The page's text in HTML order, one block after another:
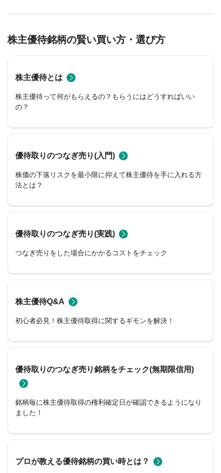
株主優待銘柄の賢い買い方・選び方
株主優待とは
株主優待って何がもらえるの？もらうにはどうすればいい
の？
優待取りのつなぎ売り(入門)
株価の下落リスクを最小限に抑えて株主優待を手に入れる方
法とは？
優待取りのつなぎ売り(実践)
つなぎ売りをした場合にかかるコストをチェック
株主優待Q&A
初心者必見！株主優待取得に関するギモンを解決！
優待取りのつなぎ売り銘柄をチェック(無期限信用)
銘柄毎に株主優待取得の権利確定日が確認できるようになり
ました！
プロが教える優待銘柄の買い時とは？